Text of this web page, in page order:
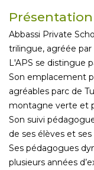
Présentation
Abbassi Private
trilingue, agréée par
L'APS se distingue
Son emplacement
agréables parc de
montagne verte et
Son suivi
de ses élèves et
Ses pédagogues
plusieurs années